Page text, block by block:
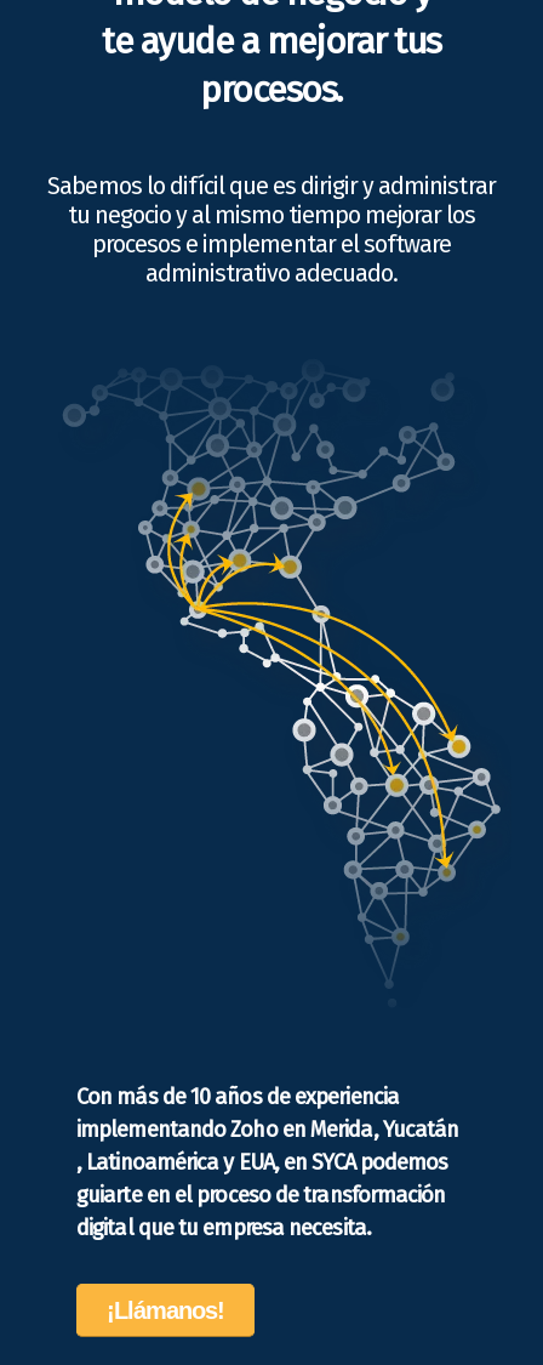
te ayude a mejorar tus
procesos.
Sabemos lo difícil que es dirigir y administrar
tu negocio y al mismo tiempo mejorar los
procesos e implementar el software
administrativo adecuado.
Con más de 10 años de experiencia
implementando Zoho en Merida, Yucatán
, Latinoamérica y EUA, en SYCA podemos
guiarte en el proceso de transformación
digital que tu empresa necesita.
¡Llámanos!